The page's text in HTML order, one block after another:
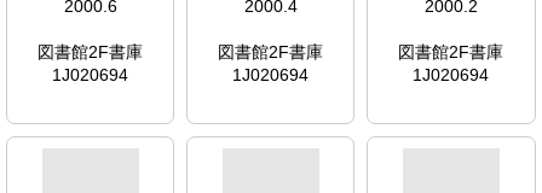
2000.6
図書館2F書庫
1J020694
2000.4
図書館2F書庫
1J020694
2000.2
図書館2F書庫
1J020694